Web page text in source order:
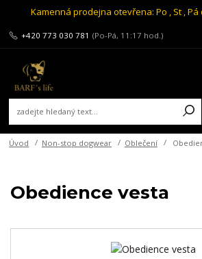
Kamenná prodejna otevřena: Po , St ,
+420 773 030 781 (Po-Pá, 11:17 hod.)
Úvod Non-stop dogwear Oblečení
Obedience vesta